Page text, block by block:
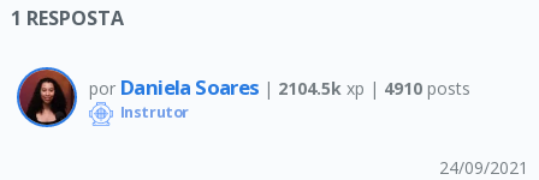
1 RESPOSTA
por Daniela Soares | 2104.5k xp | 4910posts
Instrutor
24/09/2021